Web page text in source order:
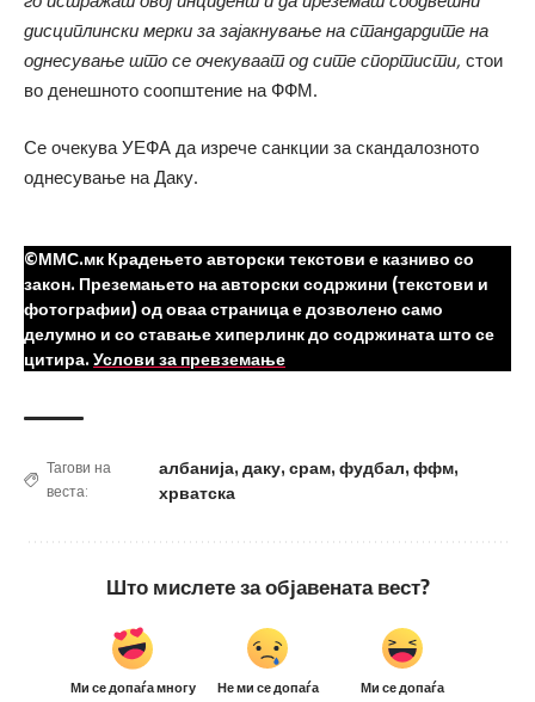
дисциплински мерки за зајакнување на стандардите на
однесување што се очекуваат од сите спортисти, стои
во денешното соопштение на ФФМ.
Се очекува УЕФА да изрече санкции за скандалозното
однесување на Даку.
©ММС.мк Крадењето авторски текстови е казниво со
закон. Преземањето на авторски содржини (текстови и
фотографии) од оваа страница е дозволено само
делумно и со ставање хиперлинк до содржината што се
цитира. Услови за превземање
Тагови на
веста:
албанија, даку, срам, фудбал, ффм,
хрватска
Што мислете за објавената вест?
Ми се допаѓа многу Не ми се допаѓа Ми се допаѓа